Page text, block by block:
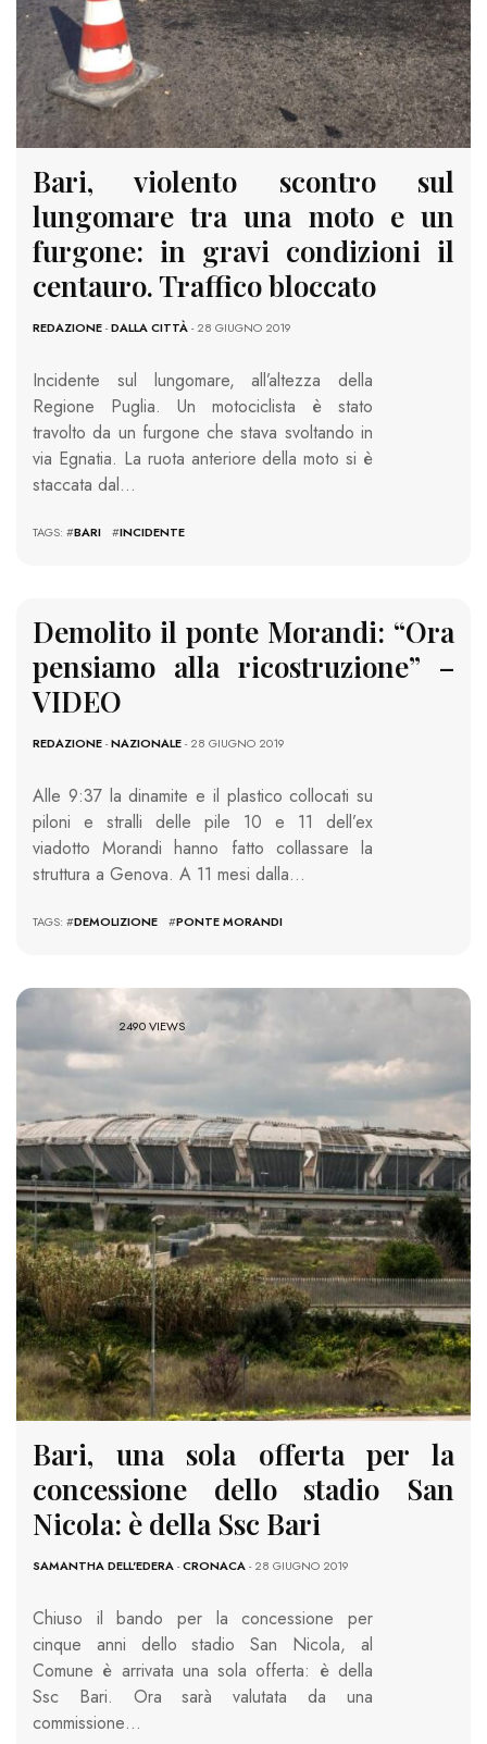
Bari, violento scontro sul
lungomare tra una moto e un
furgone: in gravi condizioni il
centauro. Traffico bloccato
REDAZIONE-DALLA CITTÀ- 28 GIUGNO 2019
Incidente sul lungomare, all’altezza della
Regione Puglia. Un motociclista è stato
travolto da un furgone che stava svoltando in
via Egnatia. La ruota anteriore della moto si è
staccata dal…
TAGS: #BARI #INCIDENTE
Demolito il ponte Morandi: “Ora
pensiamo alla ricostruzione” –
VIDEO
REDAZIONE-NAZIONALE- 28 GIUGNO 2019
Alle 9:37 la dinamite e il plastico collocati su
piloni e stralli delle pile 10 e 11 dell’ex
viadotto Morandi hanno fatto collassare la
struttura a Genova. A 11 mesi dalla…
TAGS: #DEMOLIZIONE #PONTE MORANDI
2490 VIEWS
Bari, una sola offerta per la
concessione dello stadio San
Nicola: è della Ssc Bari
SAMANTHA DELL'EDERA-CRONACA- 28 GIUGNO 2019
Chiuso il bando per la concessione per
cinque anni dello stadio San Nicola, al
Comune è arrivata una sola offerta: è della
Ssc Bari. Ora sarà valutata da una
commissione…